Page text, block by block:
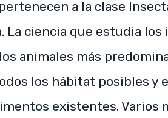
a la clase
La ciencia que estudia
animales más
los hábitat posibles y
existentes. Varios